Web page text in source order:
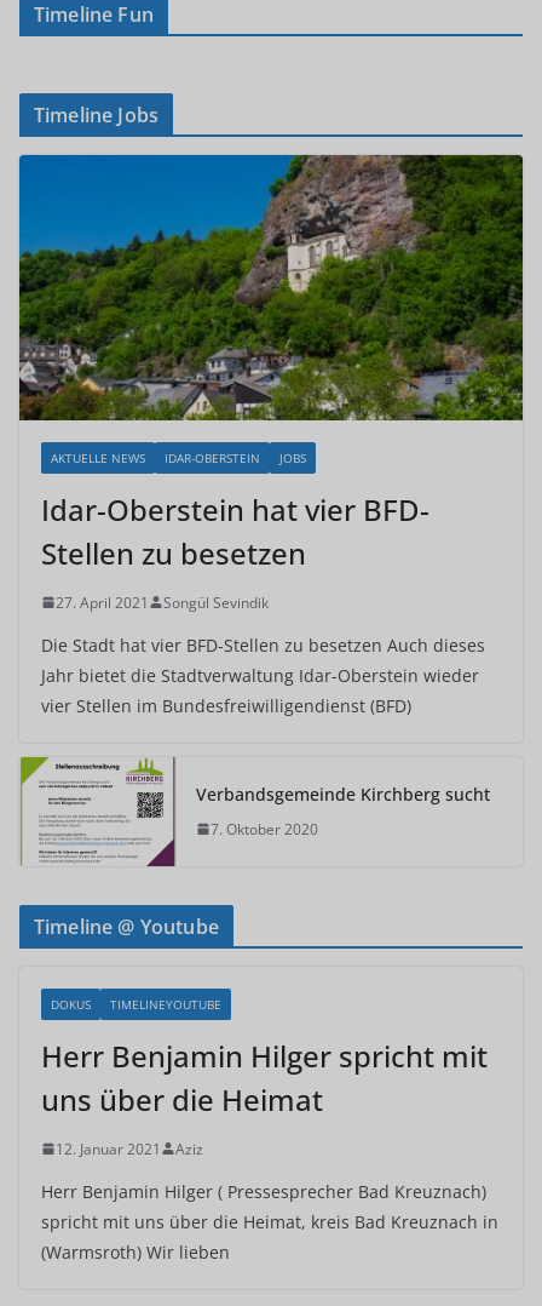
Timeline Fun
Timeline Jobs
AKTUELLE NEWS IDAR-OBERSTEIN JOBS
Idar-Oberstein hat vier BFD-
Stellen zu besetzen
27. April 2021 Songül Sevindik
Die Stadt hat vier BFD-Stellen zu besetzen Auch dieses
Jahr bietet die Stadtverwaltung Idar-Oberstein wieder
vier Stellen im Bundesfreiwilligendienst (BFD)
Verbandsgemeinde Kirchberg sucht
7. Oktober 2020
Timeline @ Youtube
DOKUS TIMELINEYOUTUBE
Herr Benjamin Hilger spricht mit
uns über die Heimat
12. Januar 2021 Aziz
Herr Benjamin Hilger ( Pressesprecher Bad Kreuznach)
spricht mit uns über die Heimat, kreis Bad Kreuznach in
(Warmsroth) Wir lieben